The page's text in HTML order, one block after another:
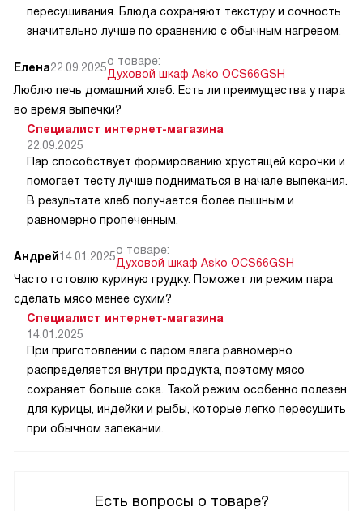
Есть вопросы о товаре?
пересушивания. Блюда сохраняют текстуру и сочность
значительно лучше по сравнению с обычным нагревом.
Елена22.09.2025о товаре:
Духовой шкаф Asko OCS66GSH
Люблю печь домашний хлеб. Есть ли преимущества у пара
во время выпечки?
Специалист интернет-магазина
22.09.2025
Пар способствует формированию хрустящей корочки и
помогает тесту лучше подниматься в начале выпекания.
В результате хлеб получается более пышным и
равномерно пропеченным.
Андрей14.01.2025о товаре:
Духовой шкаф Asko OCS66GSH
Часто готовлю куриную грудку. Поможет ли режим пара
сделать мясо менее сухим?
Специалист интернет-магазина
14.01.2025
При приготовлении с паром влага равномерно
распределяется внутри продукта, поэтому мясо
сохраняет больше сока. Такой режим особенно полезен
для курицы, индейки и рыбы, которые легко пересушить
при обычном запекании.